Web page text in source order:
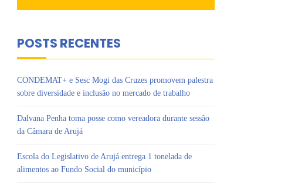
POSTS RECENTES
CONDEMAT+ e Sesc Mogi das Cruzes promovem palestra
sobre diversidade e inclusão no mercado de trabalho
Dalvana Penha toma posse como vereadora durante sessão
da Câmara de Arujá
Escola do Legislativo de Arujá entrega 1 tonelada de
alimentos ao Fundo Social do município